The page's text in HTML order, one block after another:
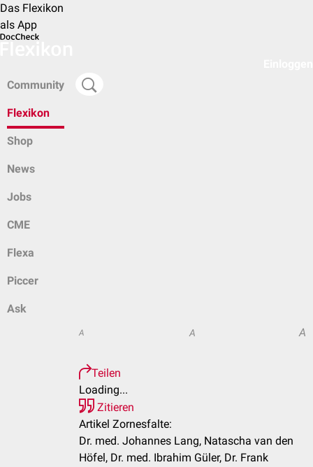
Das Flexikon
als App
Community
Flexikon
Shop
News
Jobs
CME
Flexa
Piccer
Ask
A A A
Teilen
Loading...
Zitieren
Artikel Zornesfalte:
Dr. med. Johannes Lang, Natascha van den
Höfel, Dr. med. Ibrahim Güler, Dr. Frank